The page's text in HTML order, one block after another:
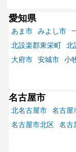
愛知県
あま市 みよし市
北設楽郡東栄町
北
大府市
安城市 小
名古屋市
北名古屋市 名古屋
名古屋市北区
名古